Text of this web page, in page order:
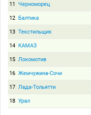
11 Черноморец
12 Балтика
13 Текстильщик
14 КАМАЗ
15 Локомотив
16 Жемчужина-Сочи
17 Лада-Тольятти
18 Урал